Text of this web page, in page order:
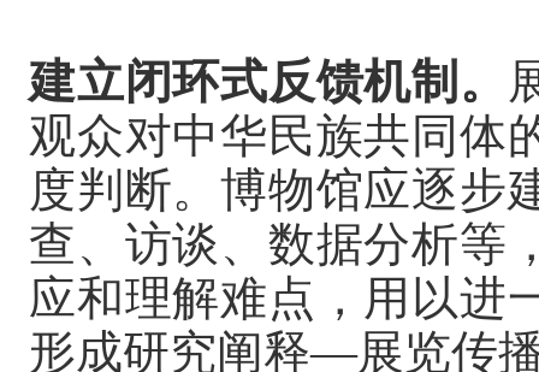
建立闭环式反馈机制。
观众对中华民族共同体
度判断。博物馆应逐步
查、访谈、数据分析等
应和理解难点，用以进
形成研究阐释—展览传